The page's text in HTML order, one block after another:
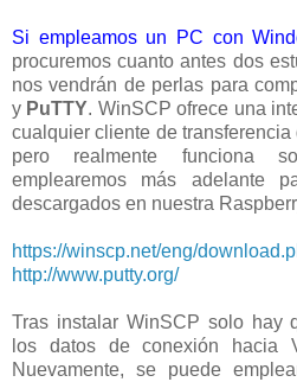
Si empleamos un PC con
procuremos cuanto antes dos
nos vendrán de perlas para
y PuTTY. WinSCP ofrece una
cualquier cliente de
pero realmente funciona
emplearemos más adelante
descargados en nuestra
https://winscp.net/eng/
http://www.putty.org/
Tras instalar WinSCP solo hay
los datos de conexión hacia
Nuevamente, se puede